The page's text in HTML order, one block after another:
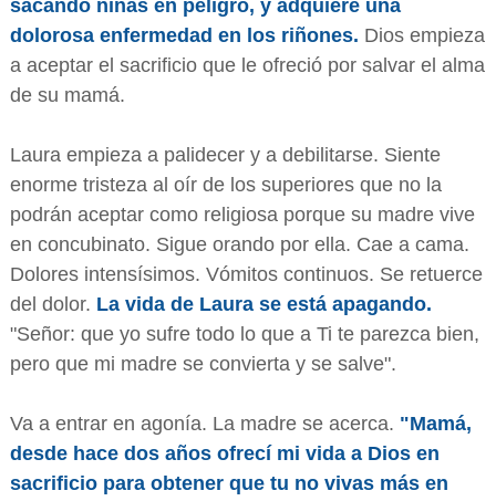
sacando niñas en peligro, y adquiere una
dolorosa enfermedad en los riñones. Dios empieza
a aceptar el sacrificio que le ofreció por salvar el alma
de su mamá.
Laura empieza a palidecer y a debilitarse. Siente
enorme tristeza al oír de los superiores que no la
podrán aceptar como religiosa porque su madre vive
en concubinato. Sigue orando por ella. Cae a cama.
Dolores intensísimos. Vómitos continuos. Se retuerce
del dolor. La vida de Laura se está apagando.
"Señor: que yo sufre todo lo que a Ti te parezca bien,
pero que mi madre se convierta y se salve".
Va a entrar en agonía. La madre se acerca. "Mamá,
desde hace dos años ofrecí mi vida a Dios en
sacrificio para obtener que tu no vivas más en